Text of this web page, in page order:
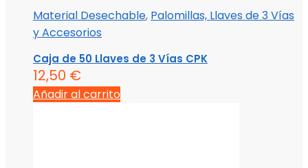
Material Desechable, Palomillas, Llaves de 3 Vías
y Accesorios
Caja de 50 Llaves de 3 Vías CPK
12,50 €
Añadir al carrito